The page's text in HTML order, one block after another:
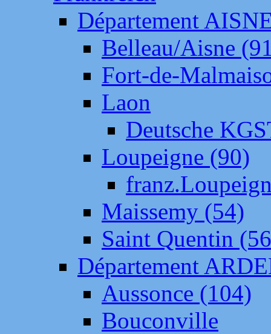
Département
Belleau/Aisne
Fort-de-
Laon
Deutsche
Loupeigne (90)
Maissemy (54)
Saint Quentin
Département
Aussonce (104)
Bouconville